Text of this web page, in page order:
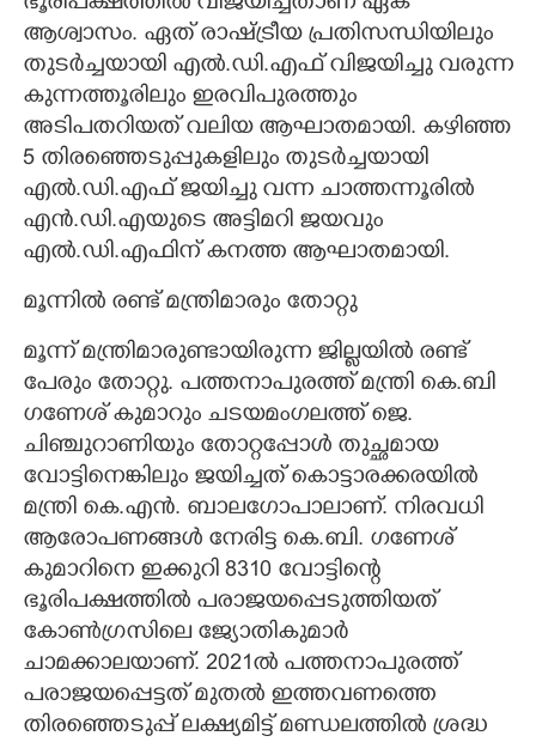
ആശ്വാസം. ഏത് രാഷ്ട്രീയ പ്രതിസന്ധിയിലും
തുടർച്ചയായി എൽ.ഡി.എഫ് വിജയിച്ചു വരുന്ന
കുന്നത്തൂരിലും ഇരവിപുരത്തും
അടിപതറിയത് വലിയ ആഘാതമായി. കഴിഞ്ഞ
5 തിരഞ്ഞെടുപ്പുകളിലും തുടർച്ചയായി
എൽ.ഡി.എഫ് ജയിച്ചു വന്ന ചാത്തന്നൂരിൽ
എൻ.ഡി.എയുടെ അട്ടിമറി ജയവും
എൽ.ഡി.എഫിന് കനത്ത ആഘാതമായി.
മൂന്നിൽ രണ്ട് മന്ത്രിമാരും തോറ്റു
മൂന്ന് മന്ത്രിമാരുണ്ടായിരുന്ന ജില്ലയിൽ രണ്ട്
പേരും തോറ്റു. പത്തനാപുരത്ത് മന്ത്രി കെ.ബി
ഗണേശ് കുമാറും ചടയമംഗലത്ത് ജെ.
ചിഞ്ചുറാണിയും തോറ്റപ്പോൾ തുച്ഛമായ
വോട്ടിനെങ്കിലും ജയിച്ചത് കൊട്ടാരക്കരയിൽ
മന്ത്രി കെ.എൻ. ബാലഗോപാലാണ്. നിരവധി
ആരോപണങ്ങൾ നേരിട്ട കെ.ബി. ഗണേശ്
കുമാറിനെ ഇക്കുറി 8310 വോട്ടിന്റെ
ഭൂരിപക്ഷത്തിൽ പരാജയപ്പെടുത്തിയത്
കോൺഗ്രസിലെ ജ്യോതികുമാർ
ചാമക്കാലയാണ്. 2021ൽ പത്തനാപുരത്ത്
പരാജയപ്പെട്ടത് മുതൽ ഇത്തവണത്തെ
തിരഞ്ഞെടുപ്പ് ലക്ഷ്യമിട്ട് മണ്ഡലത്തിൽ ശ്രദ്ധ